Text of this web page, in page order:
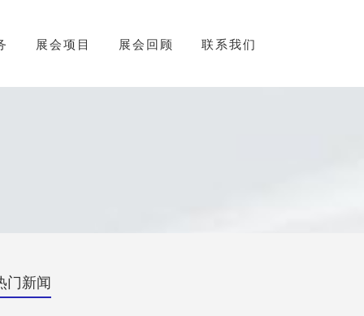
展会项目 展会回顾 联系我们
门新闻